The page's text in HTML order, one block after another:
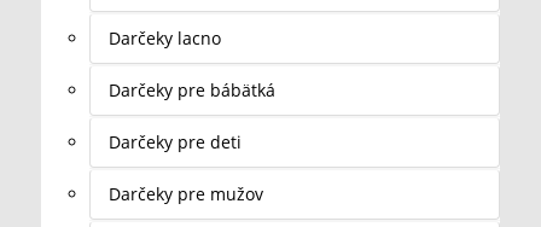
Darčeky lacno
Darčeky pre bábätká
Darčeky pre deti
Darčeky pre mužov